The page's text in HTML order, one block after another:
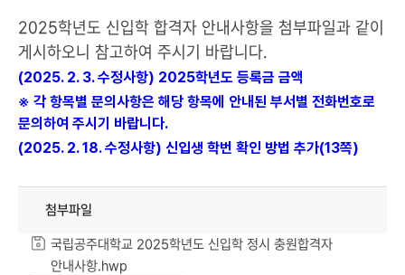
2025학년도 신입학 합격자 안내사항을 첨부파일과 같이
게시하오니 참고하여 주시기 바랍니다.
(2025. 2. 3. 수정사항) 2025학년도 등록금 금액
※ 각 항목별 문의사항은 해당 항목에 안내된 부서별 전화번호로
문의하여 주시기 바랍니다.
(2025. 2. 18. 수정사항) 신입생 학번 확인 방법 추가(13쪽)
첨부파일
국립공주대학교 2025학년도 신입학 정시 충원합격자
안내사항.hwp